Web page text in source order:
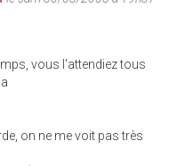
vous l'attendiez tous
on ne me voit pas très